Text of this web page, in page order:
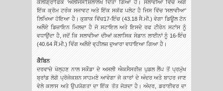
ਕੈਲੀਗ੍ਰਾਫਿਕ ‘ਐਲੀਜੰਸ’ਸ਼ਿਲਾਲੇਖ ਦਿੱਤਾ ਗਿਆ ਹੈ। ਸਲਾਵੀਆ ਵਿੱਚ ਅੱਗੇ
ਇੱਕ ਕ੍ਰੋਮ ਟਰੰਕ ਸਜਾਵਟ ਅਤੇ ਇੱਕ ਸਕੱਫ ਪਲੇਟ ਹੈ ਜਿਸ ਵਿੱਚ 'ਸਲਾਵੀਆ'
ਲਿਖਿਆ ਹੋਇਆ ਹੈ। ਕੁਸ਼ਾਕ ਵਿੱਚ17-ਇੰਚ (43.18 ਸੈ.ਮੀ.) ਵੇਗਾ ਡਿਊਲ ਟੋਨ
ਅਲੌਏ ਡਿਜ਼ਾਇਨ ਮਿਲਦਾ ਹੈ ਜੋ ਸਟਾਇਲ ਅਤੇ ਇਸਦੇ ਰਫ ਟੀਰੇਨ ਸਟਾਂਸ ਨੂੰ
ਵਧਾਉਂਦਾ ਹੈ, ਜਦੋਂ ਕਿ ਸਲਾਵੀਆ ਦੀਆਂ ਕਲਾਸਿਕ ਸੇਡਾਨ ਲਾਈਨਾਂ ਨੂੰ 16-ਇੰਚ
(40.64 ਸੈਂ.ਮੀ.) ਵਿੰਗ ਅਲੌਏ ਵ੍ਹੀਲਜ਼ ਦੁਆਰਾ ਵਧਾਇਆ ਗਿਆ ਹੈ।
ਕੈਬਿਨ
ਦਰਵਾਜ਼ੇ ਖੋਲ੍ਹਣ ਨਾਲ ਸਕੌਡਾ ਦੇ ਅਸਲੀ ਐਕਸੈਸਰੀਜ਼ ਪੁਡਲ ਲੈਂਪ ਤੋਂ ਪ੍ਰਮੁੱਖ
ਬ੍ਰਾਂਡ ਲੋਗੋ ਪ੍ਰੋਜੇਕਸ਼ਨ ਸਾਹਮਣੇ ਆਵੇਗਾ ਜੋ ਕਾਰਾਂ ਦੇ ਅੰਦਰ ਅਤੇ ਬਾਹਰ ਜਾਣ
ਵੇਲੇ ਕਲਾਸ ਅਤੇ ਉਪਯੋਗਤਾ ਦਾ ਇੱਕ ਤੱਤ ਜੋੜਦਾ ਹੈ। ਅੰਦਰ, ਡਰਾਈਵਰ ਦਾ